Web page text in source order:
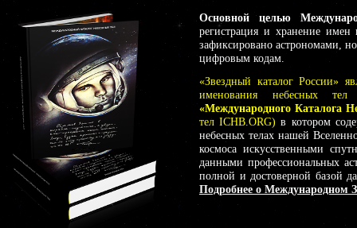
Основной целью
регистрация и хранение имен
зафиксировано астрономами,
цифровым кодам.
«Звездный каталог России»
именования небесных
«Международного Каталога
тел ICHB.ORG) в котором
небесных телах нашей
космоса искусственными
данными профессиональных
полной и достоверной базой
Подробнее о Международном